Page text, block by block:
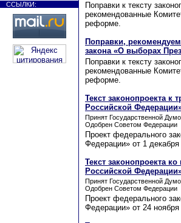
ССЫЛКИ:
Поправки к тексту
рекомендованные
реформе.
Поправки,
закона «О выборах
Поправки к тексту
рекомендованные
реформе.
Текст законопроекта к
Российской
Принят Государственной
Одобрен Советом Федерации
Проект федерального
Федерации» от 1 декабря
Текст законопроекта
Российской
Принят Государственной
Одобрен Советом Федерации
Проект федерального
Федерации» от 24 ноября